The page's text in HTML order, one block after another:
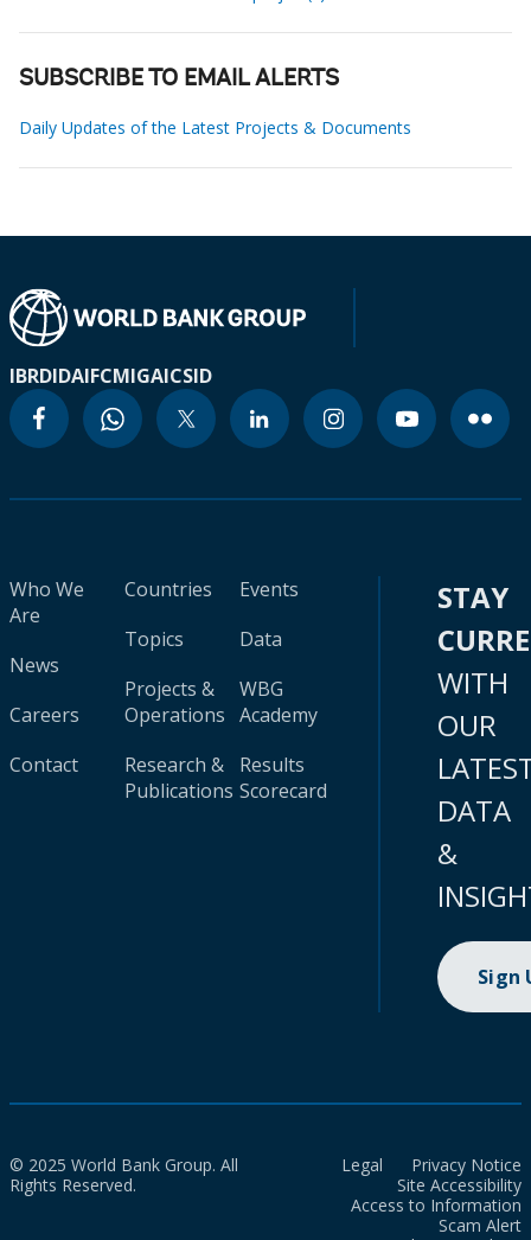
SUBSCRIBE TO EMAIL ALERTS
Daily Updates of the Latest Projects & Documents
IBRDIDAIFCMIGAICSID
Who We
Are
News
Careers
Contact
Countries
Topics
Projects &
Operations
Research &
Publications
Events
Data
WBG
Academy
Results
Scorecard
STAY
WITH
OUR
DATA
&
Sign
© 2025 World Bank Group. All
Rights Reserved.
Legal
Privacy Notice
Site Accessibility
Access to Information
Scam Alert